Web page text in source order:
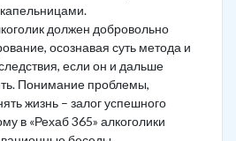
должен добровольно
осознавая суть метода и
если он и дальше
Понимание проблемы,
жизнь – залог успешного
в «Рехаб 365» алкоголики